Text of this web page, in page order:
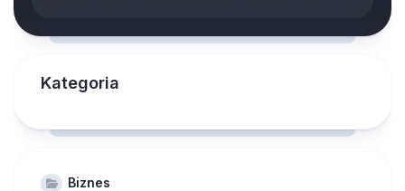
Kategoria
Biznes